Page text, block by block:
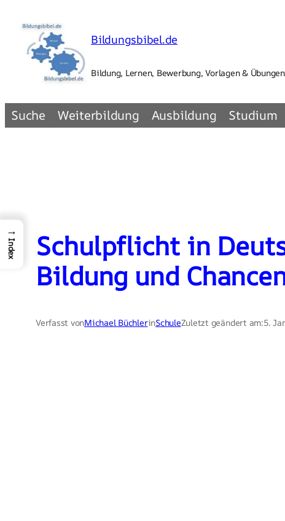
Inhalt
springen
Bildungsbibel.de
Bildung, Lernen, Bewerbung, Vorlagen & Übungen
Suche Weiterbildung Ausbildung Studium
Schulpflicht in
Bildung und
Verfasst vonMichael BüchlerinSchuleZuletzt geändert am:5.
→
Index